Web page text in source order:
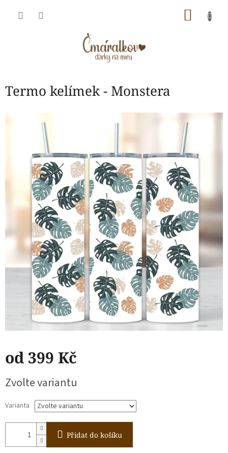
Termo kelímek - Monstera
od 399 Kč
cena:
Zvolte variantu
Varianta
Přidat do košíku